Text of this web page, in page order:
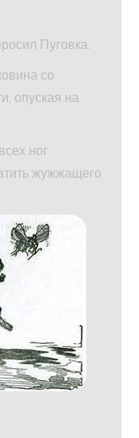
Пуговка.
со
опуская на
ног
жужжащего